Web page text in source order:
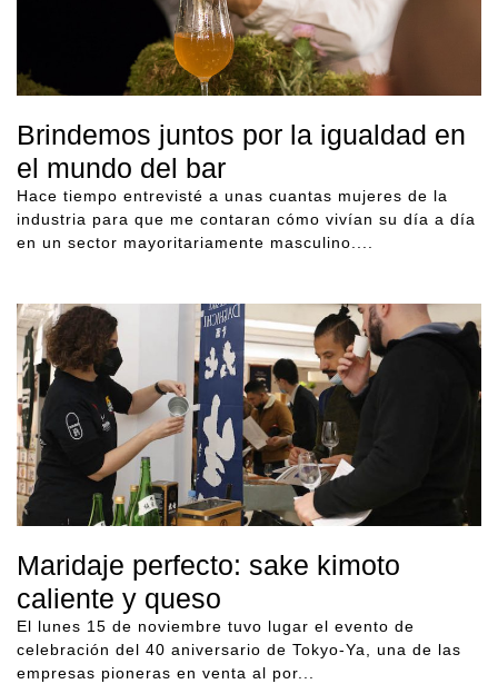
Brindemos juntos por la igualdad en
el mundo del bar
Hace tiempo entrevisté a unas cuantas mujeres de la
industria para que me contaran cómo vivían su día a día
en un sector mayoritariamente masculino....
Maridaje perfecto: sake kimoto
caliente y queso
El lunes 15 de noviembre tuvo lugar el evento de
celebración del 40 aniversario de Tokyo-Ya, una de las
empresas pioneras en venta al por...